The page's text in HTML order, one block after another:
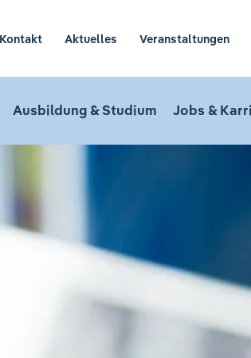
Aktuelles Veranstaltungen
Ausbildung & Studium Jobs &